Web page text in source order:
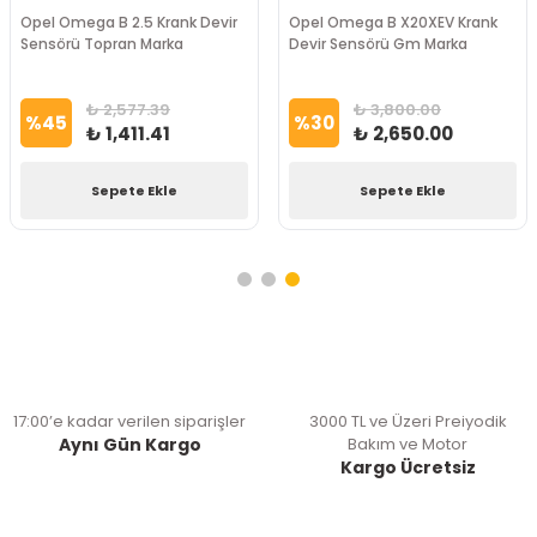
Opel Omega B 2.5 Krank Devir
Sensörü Topran Marka
%45 ₺ 2,577.39
₺ 1,411.41
Sepete Ekle
Opel Omega B X20XEV Krank
Devir Sensörü Gm Marka
%30 ₺ 3,800.00
₺ 2,650.00
Sepete Ekle
17:00’e kadar verilen siparişler
Aynı Gün Kargo
3000 TL ve Üzeri Preiyodik
Bakım ve Motor
Kargo Ücretsiz